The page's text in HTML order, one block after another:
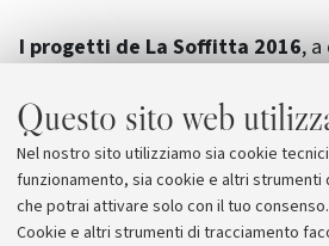
Questo sito web
Nel nostro sito utilizziamo sia cookie
funzionamento, sia cookie e altri
che potrai attivare solo con il tuo consenso.
Cookie e altri strumenti di tracciamento
I progetti de La Soffitta 2016,
realizzati grazie al sostegno
dell'Assessorato alla Cultura della
Romagna, della Città
Bologna.